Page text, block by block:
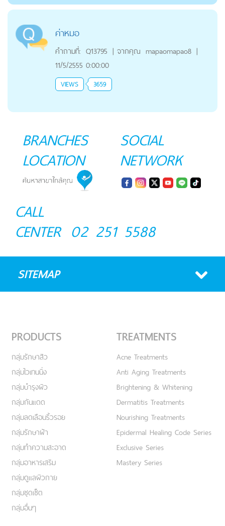
ค่าหมอ
คำถามที่: Q13795 | จากคุณ mapaomapao8 |
11/5/2555 0:00:00
VIEWS 3659
BRANCHES
LOCATION
SOCIAL
NETWORK
CALL
CENTER 02 251 5588
SITEMAP
PRODUCTS
กลุ่มรักษาสิว
กลุ่มไวเทนนิ่ง
กลุ่มบำรุงผิว
กลุ่มกันแดด
กลุ่มลดเลือนริ้วรอย
กลุ่มรักษาฝ้า
กลุ่มทำความสะอาด
กลุ่มอาหารเสริม
กลุ่มดูแลผิวกาย
กลุ่มชุดเซ็ต
กลุ่มอื่นๆ
TREATMENTS
Acne Treatments
Anti Aging Treatments
Brightening & Whitening
Dermatitis Treatments
Nourishing Treatments
Epidermal Healing Code Series
Exclusive Series
Mastery Series